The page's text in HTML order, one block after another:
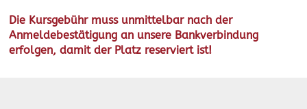
Die Kursgebühr muss unmittelbar nach der
Anmeldebestätigung an unsere Bankverbindung
erfolgen, damit der Platz reserviert ist!